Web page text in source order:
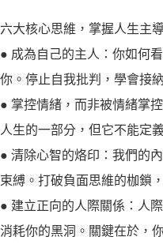
六大核心思維，掌握人生主
● 成為自己的主人：你如何
你。停止自我批判，學會接
● 掌控情緒，而非被情緒掌
人生的一部分，但它不能定
● 清除心智的烙印：我們的
束縛。打破負面思維的枷鎖
● 建立正向的人際關係：人
消耗你的黑洞。關鍵在於，